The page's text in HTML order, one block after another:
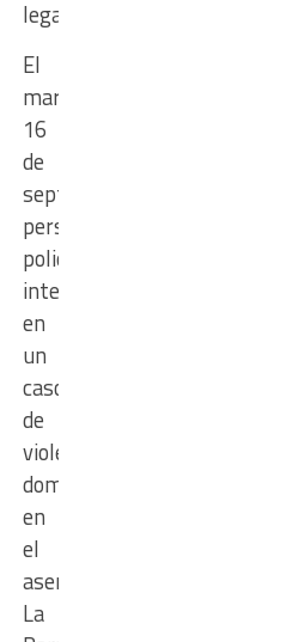
legales.
El
martes
16
de
septiembre
personal
policial
intervino
en
un
caso
de
violencia
doméstica
en
el
asentamiento
La